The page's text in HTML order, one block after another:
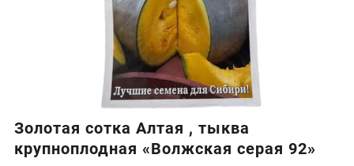
Золотая сотка Алтая , тыква
крупноплодная «Волжская серая 92»